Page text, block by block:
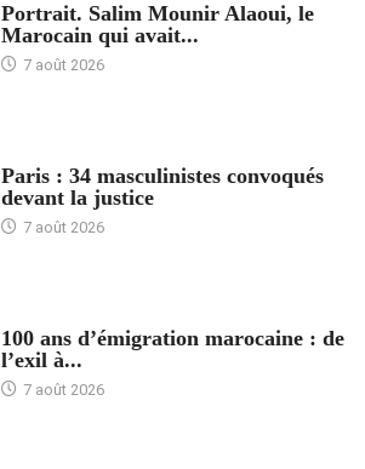
Portrait. Salim Mounir Alaoui, le
Marocain qui avait...
7 août 2026
Paris : 34 masculinistes convoqués
devant la justice
7 août 2026
100 ans d’émigration marocaine : de
l’exil à...
7 août 2026